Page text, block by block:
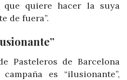
que quiere hacer la suya
de fuera”.
Pasteleros de Barcelona
es “ilusionante”,